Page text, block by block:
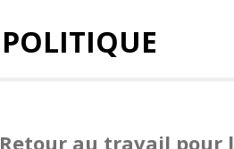
POLITIQUE
Retour au travail pour